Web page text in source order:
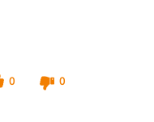
0
0